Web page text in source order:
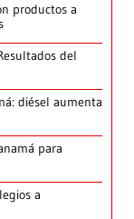
productos a
del
diésel aumenta
para
a